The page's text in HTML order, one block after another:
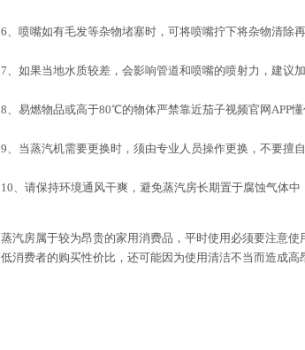
6、喷嘴如有毛发等杂物堵塞时，可将喷嘴拧下将杂物清除再
7、如果当地水质较差，会影响管道和喷嘴的喷射力，建议
8、易燃物品或高于80℃的物体严禁靠近茄子视频官网APP
9、当蒸汽机需要更换时，须由专业人员操作更换，不要擅自
10、请保持环境通风干爽，避免蒸汽房长期置于腐蚀气体
蒸汽房属于较为昂贵的家用消费品，平时使用必须要注意
低消费者的购买性价比，还可能因为使用清洁不当而造成高